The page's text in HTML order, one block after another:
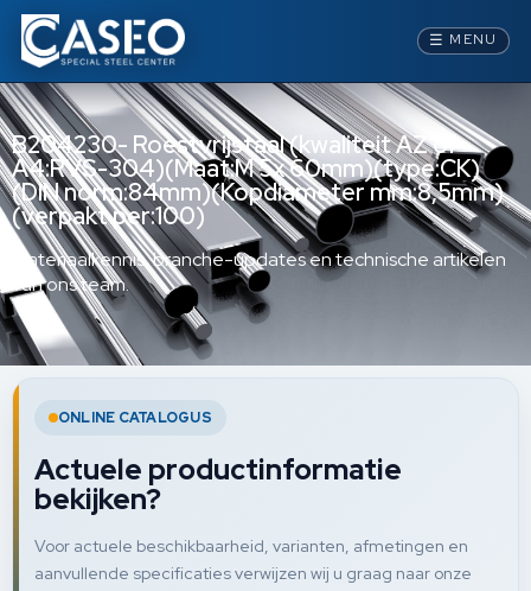
☰ MENU
B204230- Roestvrijstaal (kwaliteit AZ of
A4:RVS-304)(Maat:M 5x 60mm)(type:CK)
(DIN norm:84mm)(Kopdiameter mm:8,5mm)
(verpakt per:100)
Materiaalkennis, branche-updates en technische artikelen
van ons team.
ONLINE CATALOGUS
Actuele productinformatie
bekijken?
Voor actuele beschikbaarheid, varianten, afmetingen en
aanvullende specificaties verwijzen wij u graag naar onze